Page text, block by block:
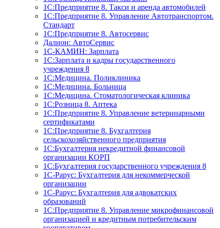
1C:Предприятие 8. Такси и аренда автомобилей
1С:Предприятие 8. Управление Автотранспортом.
Стандарт
1C:Предприятие 8. Автосервис
Далион: АвтоСервис
1С-КАМИН: Зарплата
1С:Зарплата и кадры государственного
учреждения 8
1С:Медицина. Поликлиника
1С:Медицина. Больница
1С:Медицина. Стоматологическая клиника
1С:Розница 8. Аптека
1C:Предприятие 8. Управление ветеринарными
сертификатами
1С:Предприятие 8. Бухгалтерия
сельскохозяйственного предприятия
1C:Бухгалтерия некредитной финансовой
организации КОРП
1С:Бухгалтерия государственного учреждения 8
1С-Рарус: Бухгалтерия для некоммерческой
организации
1С-Рарус: Бухгалтерия для адвокатских
образований
1С:Предприятие 8. Управление микрофинансовой
организацией и кредитным потребительским